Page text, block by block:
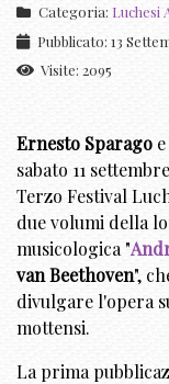
Categoria: Luchesi
Pubblicato: 13
Visite: 2095
Ernesto Sparago e
sabato 11
Terzo Festival
due volumi della
musicologica "
van Beethoven",
divulgare l'opera
mottensi.
La prima